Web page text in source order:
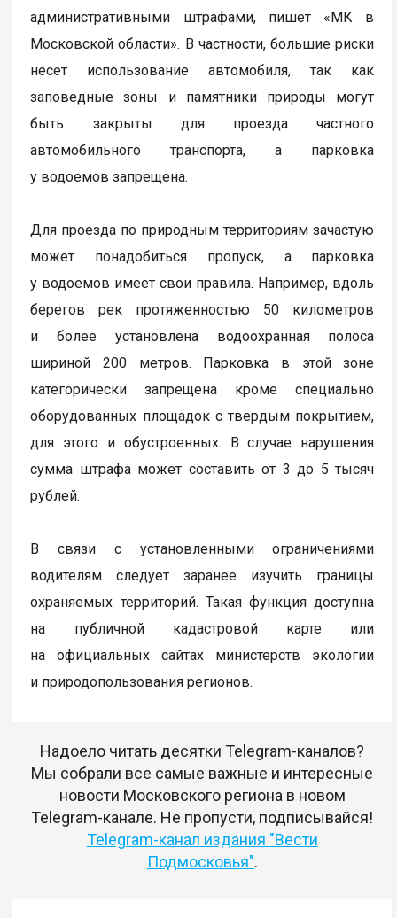
административными штрафами, пишет «МК в
Московской области». В частности, большие риски
несет использование автомобиля, так как
заповедные зоны и памятники природы могут
быть закрыты для проезда частного
автомобильного транспорта, а парковка
у водоемов запрещена.
Для проезда по природным территориям зачастую
может понадобиться пропуск, а парковка
у водоемов имеет свои правила. Например, вдоль
берегов рек протяженностью 50 километров
и более установлена водоохранная полоса
шириной 200 метров. Парковка в этой зоне
категорически запрещена кроме специально
оборудованных площадок с твердым покрытием,
для этого и обустроенных. В случае нарушения
сумма штрафа может составить от 3 до 5 тысяч
рублей.
В связи с установленными ограничениями
водителям следует заранее изучить границы
охраняемых территорий. Такая функция доступна
на публичной кадастровой карте или
на официальных сайтах министерств экологии
и природопользования регионов.
Надоело читать десятки Telegram-каналов?
Мы собрали все самые важные и интересные
новости Московского региона в новом
Telegram-канале. Не пропусти, подписывайся!
Telegram-канал издания "Вести
Подмосковья".